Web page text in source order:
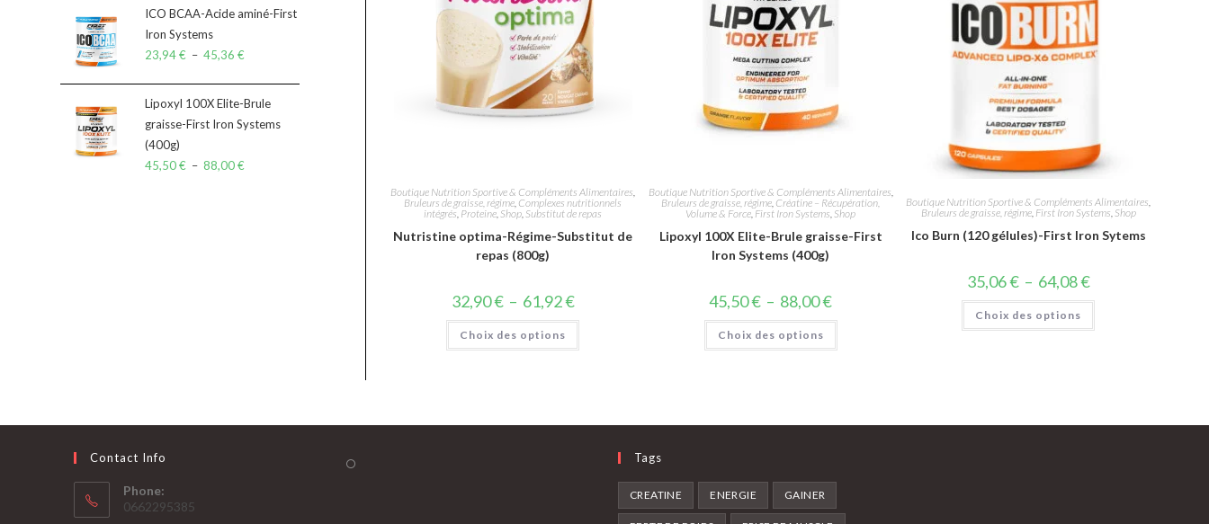
Boutique Nutrition Sportive & Compléments Alimentaires,
Bruleurs de graisse, régime, Complexes nutritionnels
intégrés, Proteine, Shop, Substitut de repas
Nutristine optima-Régime-Substitut de
repas (800g)
32,90€ – 61,92€
Choix des options
Boutique Nutrition Sportive & Compléments Alimentaires,
Bruleurs de graisse, régime, Créatine – Récupération,
Volume & Force, First Iron Systems, Shop
Lipoxyl 100X Elite-Brule graisse-First
Iron Systems (400g)
45,50€ – 88,00€
Choix des options
Boutique Nutrition Sportive & Compléments Alimentaires,
Bruleurs de graisse, régime, First Iron Systems, Shop
Ico Burn (120 gélules)-First Iron Sytems
35,06€ – 64,08€
Choix des options
ICO BCAA-Acide aminé-First
Iron Systems
23,94€ – 45,36€
Lipoxyl 100X Elite-Brule
graisse-First Iron Systems
(400g)
45,50€ – 88,00€
Contact Info
Phone:
0662295385
Tags
CREATINE ENERGIE GAINER